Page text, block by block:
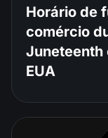
Horário de
comércio
Juneteenth
EUA